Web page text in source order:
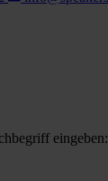
eingeben: